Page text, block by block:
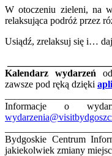
W otoczeniu zieleni, na
relaksująca podróż przez
Usiądź, zrelaksuj się i…
Kalendarz wydarzeń
zawsze pod ręką dzięki
Informacje o
Bydgoskie Centrum
jakiekolwiek zmiany